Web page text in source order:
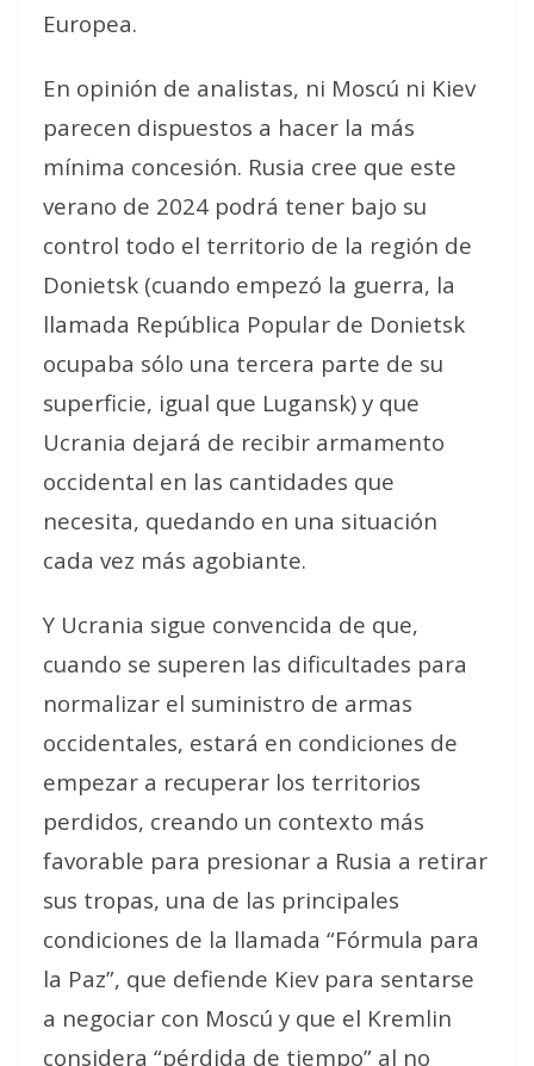
Europea.
En opinión de analistas, ni Moscú ni Kiev
parecen dispuestos a hacer la más
mínima concesión. Rusia cree que este
verano de 2024 podrá tener bajo su
control todo el territorio de la región de
Donietsk (cuando empezó la guerra, la
llamada República Popular de Donietsk
ocupaba sólo una tercera parte de su
superficie, igual que Lugansk) y que
Ucrania dejará de recibir armamento
occidental en las cantidades que
necesita, quedando en una situación
cada vez más agobiante.
Y Ucrania sigue convencida de que,
cuando se superen las dificultades para
normalizar el suministro de armas
occidentales, estará en condiciones de
empezar a recuperar los territorios
perdidos, creando un contexto más
favorable para presionar a Rusia a retirar
sus tropas, una de las principales
condiciones de la llamada “Fórmula para
la Paz”, que defiende Kiev para sentarse
a negociar con Moscú y que el Kremlin
considera “pérdida de tiempo” al no